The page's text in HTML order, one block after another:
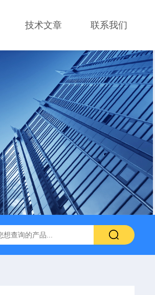
技术文章 联系我们
CMT4504盛林5吨万能拉力试验机